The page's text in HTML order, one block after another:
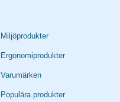
Miljöprodukter
Ergonomiprodukter
Varumärken
Populära produkter